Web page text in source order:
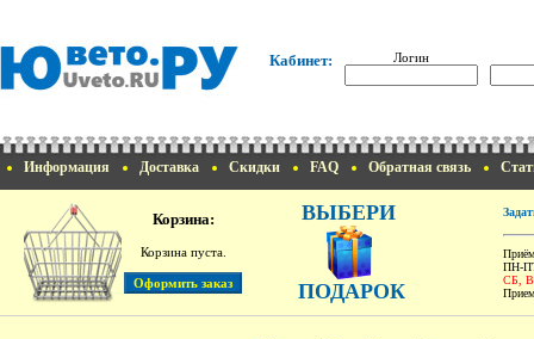
Кабинет: Логин
Информация Доставка Скидки FAQ Обратная связь
Корзина:
Корзина пуста.
ВЫБЕРИ
ПОДАРОК
ПН-
СБ,